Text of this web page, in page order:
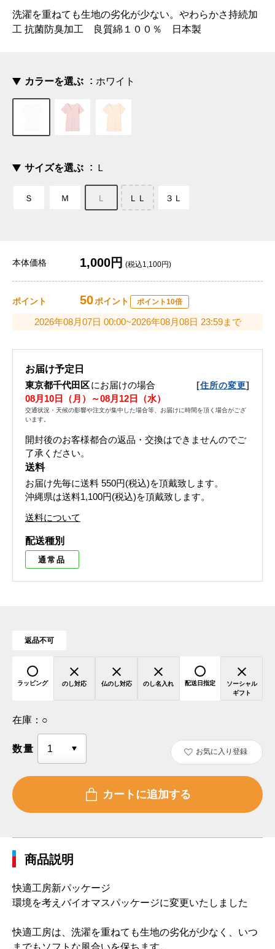
洗濯を重ねても生地の劣化が少ない。やわらかさ持続加
工 抗菌防臭加工 良質綿１００％ 日本製
カラーを選ぶ ホワイト
サイズを選ぶ Ｌ
Ｓ Ｍ Ｌ ＬＬ ３Ｌ
本体価格 1,000円 (税込1,100円)
ポイント 50ポイント ポイント10倍
2026年08月07日 00:00~2026年08月08日 23:59まで
お届け予定日
東京都千代田区にお届けの場合 [住所の変更]
08月10日（月）～08月12日（水）
交通状況・天候の影響や注文が集中した場合等、お届けに時間を頂く場合がござ
います。
開封後のお客様都合の返品・交換はできませんのでご
了承ください。
送料
お届け先毎に送料 550円(税込)を頂戴致します。
沖縄県は送料1,100円(税込)を頂戴致します。
送料について
配送種別
通常品
返品不可
ラッピング のし対応 仏のし対応 のし名入れ 配送日指定
ソーシャル
ギフト
在庫： ○
数量 お気に入り登録
商品説明
快適工房新パッケージ
環境を考えバイオマスパッケージに変更いたしました
快適工房は、洗濯を重ねても生地の劣化が少なく、いつ